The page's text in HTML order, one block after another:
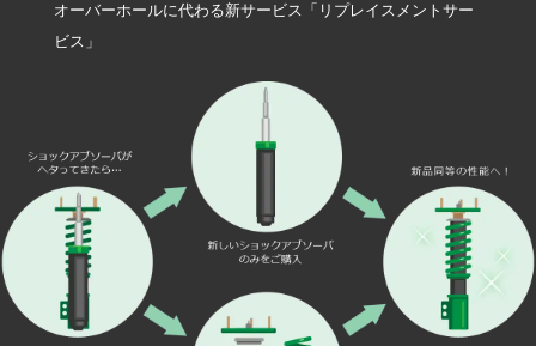
オーバーホールに代わる新サービス「リプレイスメントサー
ビス」